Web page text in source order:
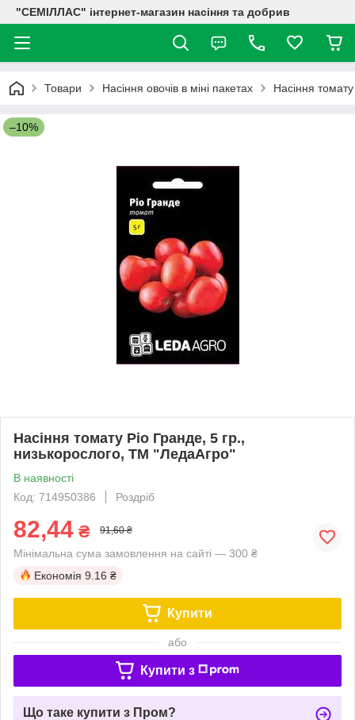
"СЕМІЛЛАС" інтернет-магазин насіння та добрив
Товари Насіння овочів в міні пакетах Насіння
–10%
Насіння томату Ріо Гранде, 5 гр.,
низькорослого, ТМ "ЛедаАгро"
В наявності
Код: 714950386
Роздріб
82,44 ₴ 91,60 ₴
Мінімальна сума замовлення на сайті — 300 ₴
Економія 9.16 ₴
Купити
або
Купити з
Що таке купити з Пром?